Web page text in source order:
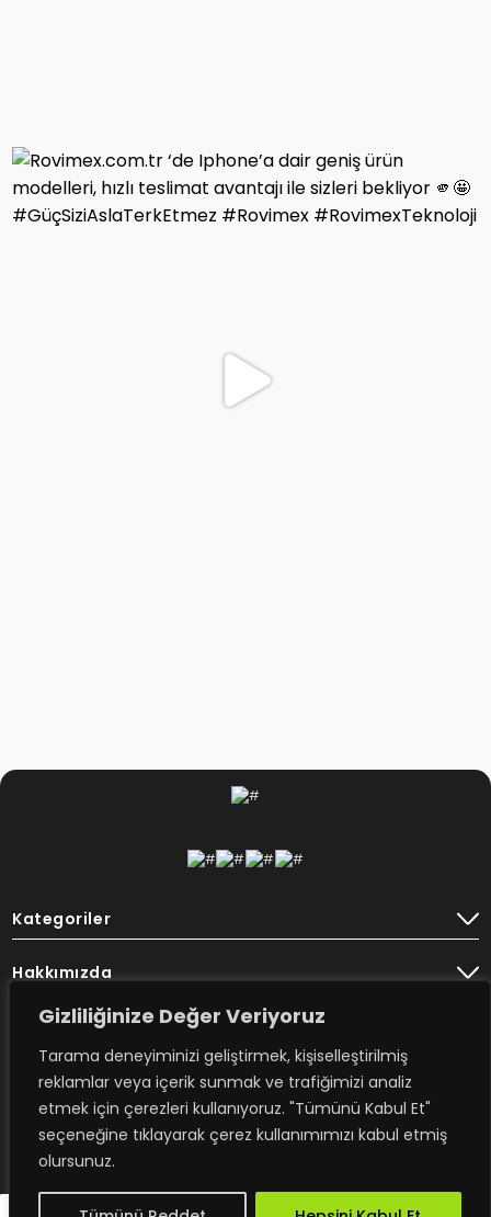
Gizliliğinize Değer Veriyoruz
Tarama deneyiminizi geliştirmek, kişiselleştirilmiş
reklamlar veya içerik sunmak ve trafiğimizi analiz
etmek için çerezleri kullanıyoruz. "Tümünü Kabul Et"
seçeneğine tıklayarak çerez kullanımımızı kabul etmiş
olursunuz.
Kategoriler
Hakkımızda
Destek
Bülten